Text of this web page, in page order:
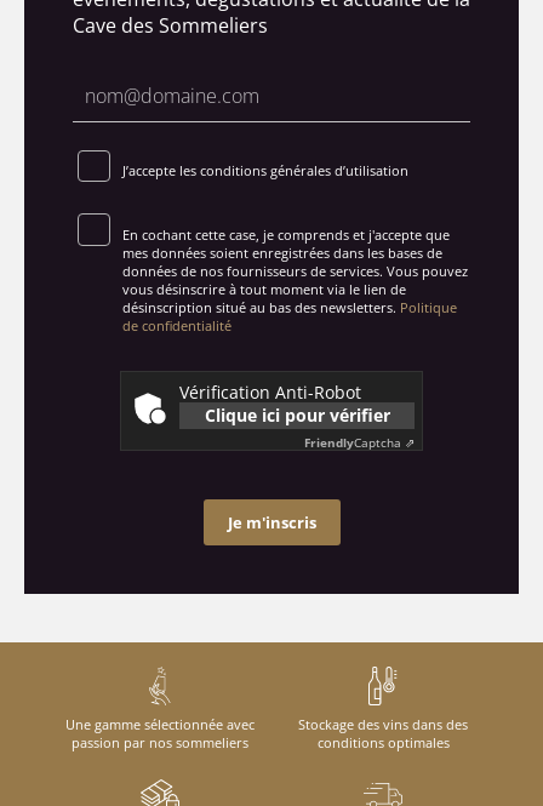
Cave des Sommeliers
J’accepte les conditions générales d’utilisation
En cochant cette case, je comprends et j'accepte que
mes données soient enregistrées dans les bases de
données de nos fournisseurs de services. Vous pouvez
vous désinscrire à tout moment via le lien de
désinscription situé au bas des newsletters. Politique
de confidentialité
Vérification Anti-Robot
Clique ici pour vérifier
FriendlyCaptcha ⇗
Je m'inscris
Une gamme sélectionnée avec
passion par nos sommeliers
Stockage des vins dans des
conditions optimales